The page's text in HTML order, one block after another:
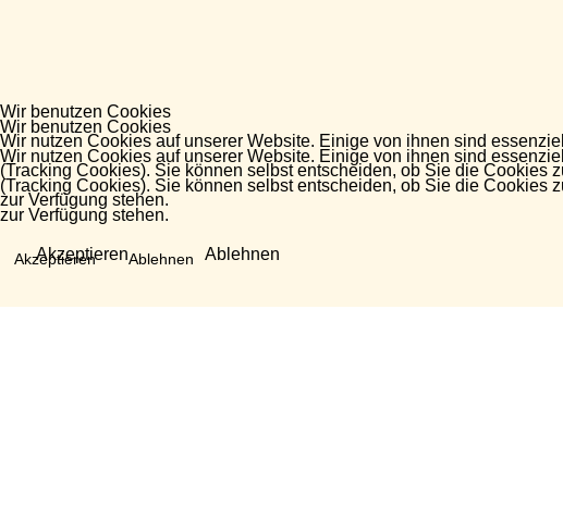
Wir benutzen Cookies
Wir nutzen Cookies auf unserer Website. Einige von ihnen sind
(Tracking Cookies). Sie können selbst entscheiden, ob Sie die
zur Verfügung stehen.
Akzeptieren Ablehnen
Wir benutzen Cookies
Wir nutzen Cookies auf unserer Website. Einige von ihnen sind
(Tracking Cookies). Sie können selbst entscheiden, ob Sie die
zur Verfügung stehen.
Akzeptieren Ablehnen